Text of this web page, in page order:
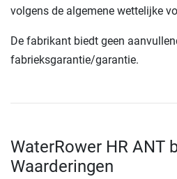
volgens de algemene wettelijke
De fabrikant biedt geen
fabrieksgarantie/garantie.
WaterRower HR ANT
Waarderingen